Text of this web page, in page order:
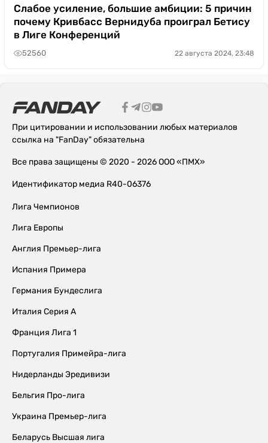
Слабое усиление, большие амбиции: 5 причин
почему Кривбасс Вернидуба проиграл Бетису
в Лиге Конференций
52560 22 августа 2024, 23:48
При цитировании и использовании любых материалов
ссылка на "FanDay" обязательна
Все права защищены © 2020 - 2026 ООО «ПМХ»
Идентификатор медиа R40-06376
Лига Чемпионов
Лига Европы
Англия Премьер-лига
Испания Примера
Германия Бундеслига
Италия Серия А
Франция Лига 1
Португалия Примейра-лига
Нидерланды Эредивизи
Бельгия Про-лига
Украина Премьер-лига
Беларусь Высшая лига